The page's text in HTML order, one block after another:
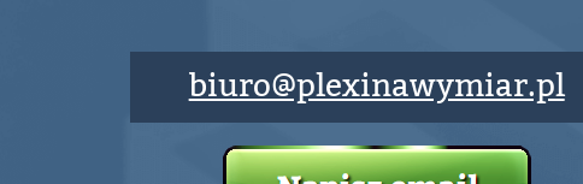
biuro@plexinawymiar.pl